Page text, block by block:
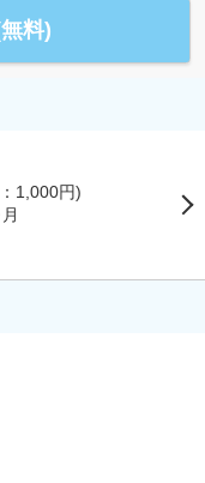
料)
1,000円)